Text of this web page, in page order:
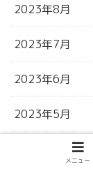
2023年8月
2023年7月
2023年6月
2023年5月
メニュー